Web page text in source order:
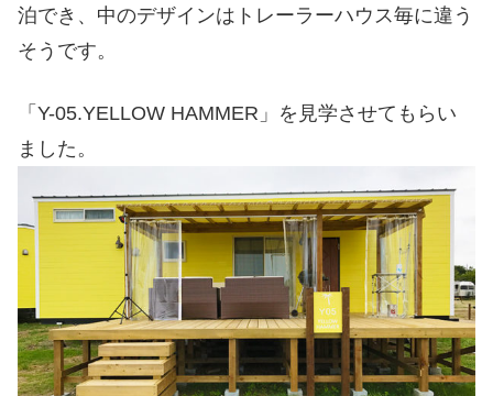
泊でき、中のデザインはトレーラーハウス毎に違う
そうです。
「Y-05.YELLOW HAMMER」を見学させてもらい
ました。